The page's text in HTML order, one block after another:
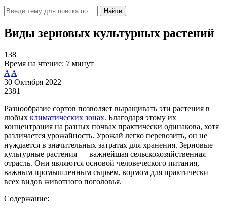
Найти
Виды зерновых культурных растений
138
Время на чтение: 7 минут
A A
30 Октября 2022
2381
Разнообразие сортов позволяет выращивать эти растения в
любых климатических зонах. Благодаря этому их
концентрация на разных почвах практически одинакова, хотя
различается урожайность. Урожай легко перевозить, он не
нуждается в значительных затратах для хранения. Зерновые
культурные растения — важнейшая сельскохозяйственная
отрасль. Они являются основой человеческого питания,
важным промышленным сырьем, кормом для практически
всех видов животного поголовья.
Содержание: